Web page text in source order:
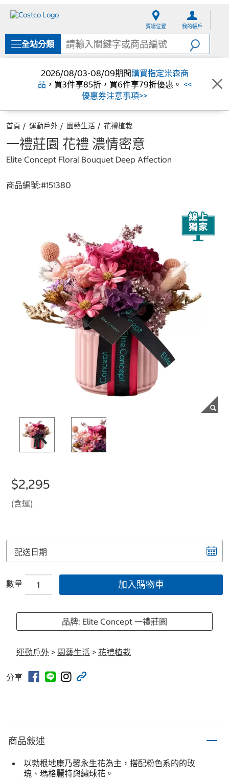
單
賣場位置 我的帳戶
全站分類
2026/08/03-08/09期間購買指定米森商
品 ，買3件享85折，買6件享79折優惠。 <<
優惠券注意事項>>
首頁 運動戶外 園藝生活 花禮植栽
一禮莊園 花禮 濃情密意
Elite Concept Floral Bouquet Deep Affection
商品編號:#151380
$2,295
(含運)
配送日期
數量 加入購物車
品牌: Elite Concept 一禮莊園
運動戶外 > 園藝生活 > 花禮植栽
分享
商品敍述
以勃根地康乃馨永生花為主，搭配粉色系的的玫
瑰、瑪格麗特與繡球花。